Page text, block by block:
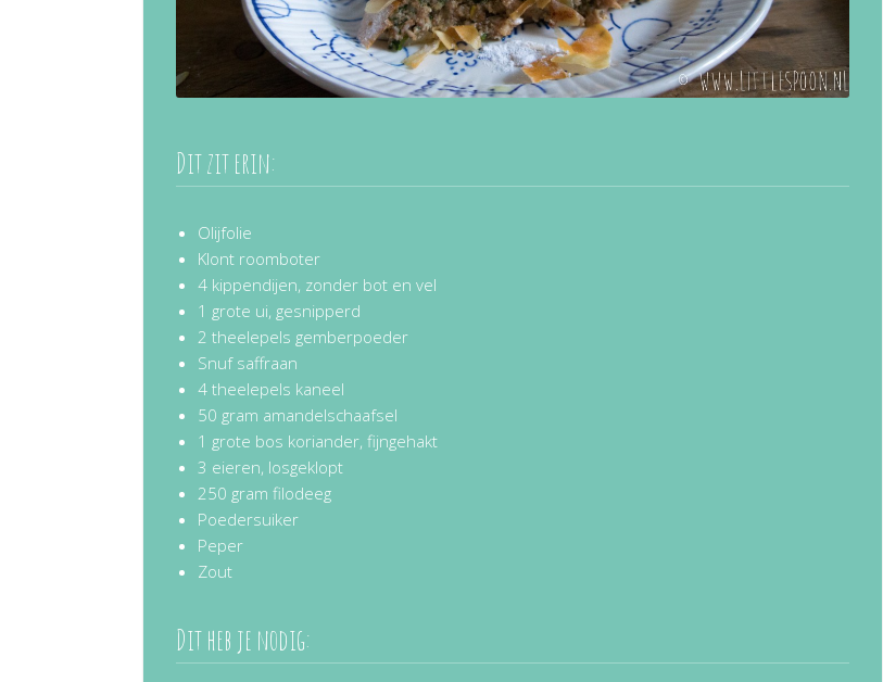
Dit zit erin:
Olijfolie
Klont roomboter
4 kippendijen, zonder bot en vel
1 grote ui, gesnipperd
2 theelepels gemberpoeder
Snuf saffraan
4 theelepels kaneel
50 gram amandelschaafsel
1 grote bos koriander, fijngehakt
3 eieren, losgeklopt
250 gram filodeeg
Poedersuiker
Peper
Zout
Dit heb je nodig: